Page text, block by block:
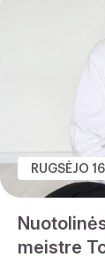
RUGSĖJO
meistre